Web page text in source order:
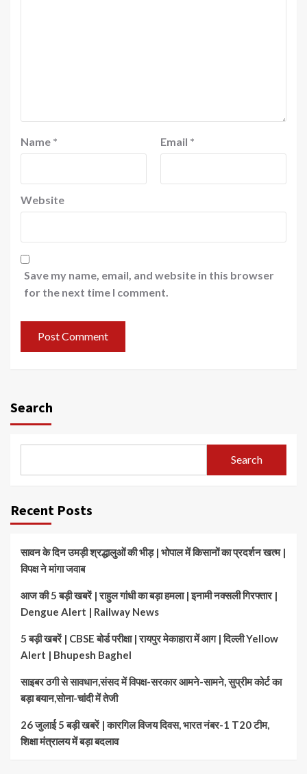
Name * Email *
Website
Save my name, email, and website in this browser
for the next time I comment.
Search
Search
Recent Posts
सावन के दिन उमड़ी श्रद्धालुओं की भीड़ | भोपाल में किसानों का प्रदर्शन खत्म |
विपक्ष ने मांगा जवाब
आज की 5 बड़ी खबरें | राहुल गांधी का बड़ा हमला | इनामी नक्सली गिरफ्तार |
Dengue Alert | Railway News
5 बड़ी खबरें | CBSE बोर्ड परीक्षा | रायपुर मेकाहारा में आग | दिल्ली Yellow
Alert | Bhupesh Baghel
साइबर ठगी से सावधान,संसद में विपक्ष-सरकार आमने-सामने, सुप्रीम कोर्ट का
बड़ा बयान,सोना-चांदी में तेजी
26 जुलाई 5 बड़ी खबरें | कारगिल विजय दिवस, भारत नंबर-1 T20 टीम,
शिक्षा मंत्रालय में बड़ा बदलाव